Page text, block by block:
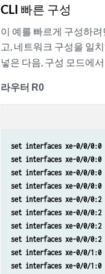
CLI 빠른 구성
이 예를 빠르게 구성하
고, 네트워크 구성을 일
넣은 다음, 구성 모드에
라우터 R0
set interfaces xe-0/0/0:0
set interfaces xe-0/0/0:0
set interfaces xe-0/0/
set interfaces xe-0/0/0:0
set interfaces xe-0/0/0:2
set interfaces xe-0/0/0:2
set interfaces xe-0/0/
set interfaces xe-0/0/0:2
set interfaces xe-0/0/1:0
set interfaces xe-0/0/1:0